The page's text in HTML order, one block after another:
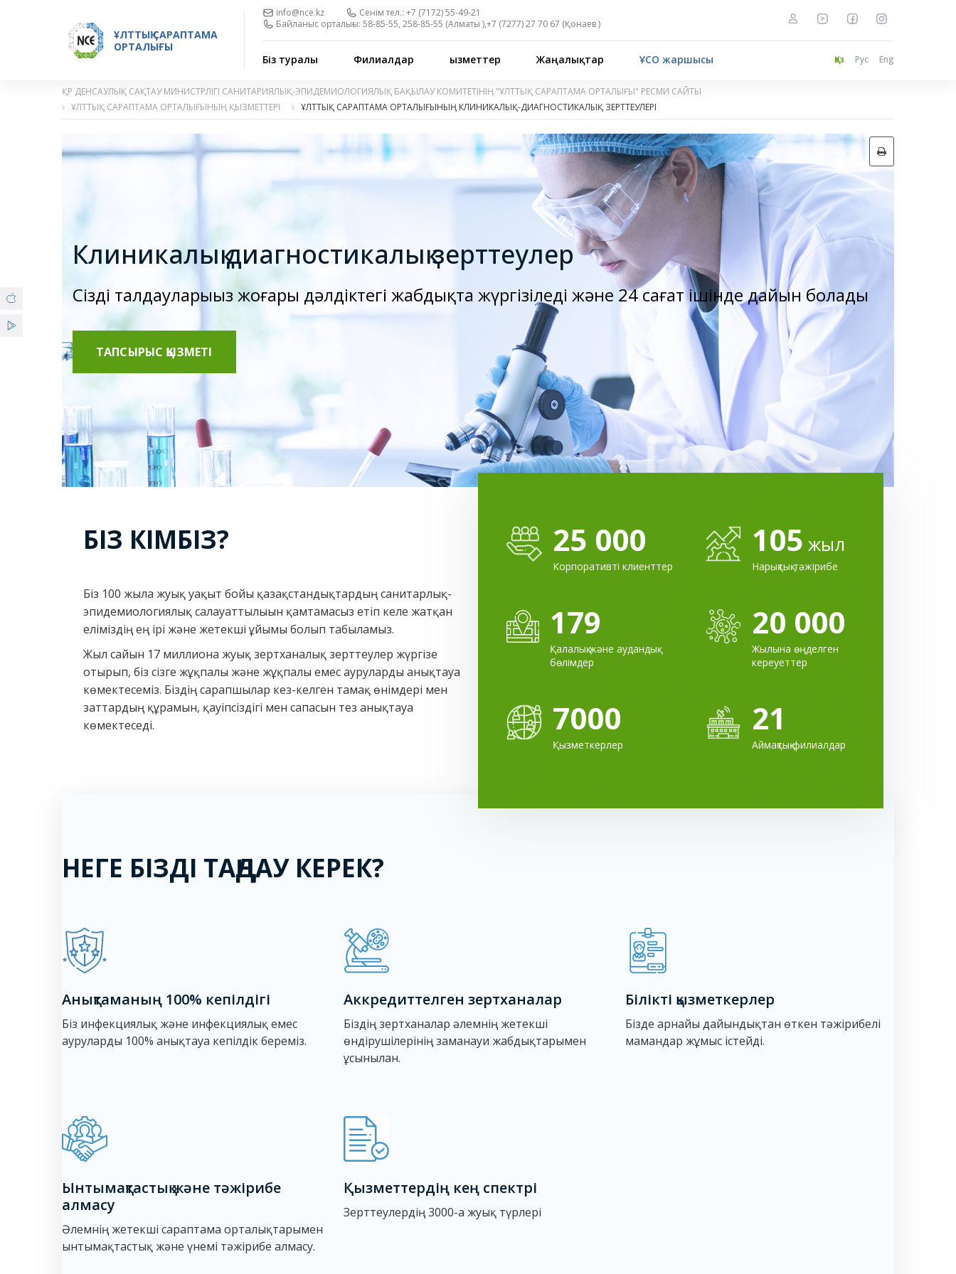
ҰЛТТЫҚ САРАПТАМА
ОРТАЛЫҒЫ
info@nce.kz Сенім тел.: +7 (7172) 55-49-21
Байланыс орталығы: 58-85-55, 258-85-55 (Алматы ),+7 (7277) 27 70 67 (Қонаев)
Біз туралы Филиалдар Қызметтер Жаңалықтар ҰСО жаршысы Қаз Рус Eng
ҚР ДЕНСАУЛЫҚ САҚТАУ МИНИСТРЛІГІ САНИТАРИЯЛЫҚ-ЭПИДЕМИОЛОГИЯЛЫҚ БАҚЫЛАУ КОМИТЕТІНІҢ "ҰЛТТЫҚ САРАПТАМА ОРТАЛЫҒЫ" РЕСМИ САЙТЫ
ҰЛТТЫҚ САРАПТАМА ОРТАЛЫҒЫНЫҢ ҚЫЗМЕТТЕРІ
ҰЛТТЫҚ САРАПТАМА ОРТАЛЫҒЫНЫҢ КЛИНИКАЛЫҚ-ДИАГНОСТИКАЛЫҚ ЗЕРТТЕУЛЕРІ
Клиникалық диагностикалық зерттеулер
Сіздің талдауларыңыз жоғары дәлдіктегі жабдықта жүргізіледі және 24 сағат ішінде дайын болады
ТАПСЫРЫС ҚЫЗМЕТІ
БІЗ КІМБІЗ?
Біз 100 жылға жуық уақыт бойы қазақстандықтардың санитарлық-
эпидемиологиялық салауаттылығын қамтамасыз етіп келе жатқан
еліміздің ең ірі және жетекші ұйымы болып табыламыз.
Жыл сайын 17 миллионға жуық зертханалық зерттеулер жүргізе
отырып, біз сізге жұқпалы және жұқпалы емес ауруларды анықтауға
көмектесеміз. Біздің сарапшылар кез-келген тамақ өнімдері мен
заттардың құрамын, қауіпсіздігі мен сапасын тез анықтауға
көмектеседі.
25 000
Корпоративті клиенттер
105 жыл
Нарықтық тәжірибе
179
Қалалық және аудандық
бөлімдер
20 000
Жылына өңделген
кереуеттер
7000
Қызметкерлер
21
Аймақтық филиалдар
НЕГЕ БІЗДІ ТАҢДАУ КЕРЕК?
Анықтаманың 100% кепілдігі
Біз инфекциялық және инфекциялық емес
ауруларды 100% анықтауға кепілдік береміз.
Аккредиттелген зертханалар
Біздің зертханалар әлемнің жетекші
өндірушілерінің заманауи жабдықтарымен
ұсынылған.
Білікті қызметкерлер
Бізде арнайы дайындықтан өткен тәжірибелі
мамандар жұмыс істейді.
Ынтымақтастық және тәжірибе
алмасу
Әлемнің жетекші сараптама орталықтарымен
ынтымақтастық және үнемі тәжірибе алмасу.
Қызметтердің кең спектрі
Зерттеулердің 3000-ға жуық түрлері